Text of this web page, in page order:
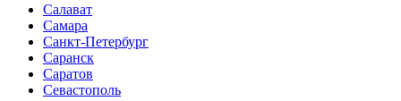
Салават
Самара
Санкт-Петербург
Саранск
Саратов
Севастополь